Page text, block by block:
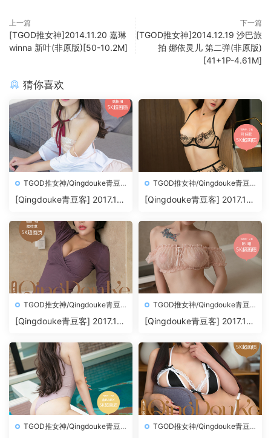
上一篇
[TGOD推女神]2014.11.20 嘉琳
winna 新叶(非原版)[50-10.2M]
下一篇
[TGOD推女神]2014.12.19 沙巴旅
拍 娜依灵儿 第二弹(非原版)
[41+1P-4.61M]
猜你喜欢
TGOD推女神/Qingdouke青豆
客
[Qingdouke青豆客] 2017.11.
TGOD推女神/Qingdouke青豆
客
[Qingdouke青豆客] 2017.11.
TGOD推女神/Qingdouke青豆
客
[Qingdouke青豆客] 2017.11.
TGOD推女神/Qingdouke青豆
客
[Qingdouke青豆客] 2017.11.
TGOD推女神/Qingdouke青豆
TGOD推女神/Qingdouke青豆